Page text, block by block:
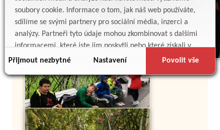
soubory cookie. Informace o tom, jak náš web používáte,
sdílíme se svými partnery pro sociální média, inzerci a
analýzy. Partneři tyto údaje mohou zkombinovat s dalšími
informacemi, které jste jim poskytli nebo které získali v
důsledku toho, že používáte jejich služby.
Přijmout nezbytné Nastavení Povolit vše